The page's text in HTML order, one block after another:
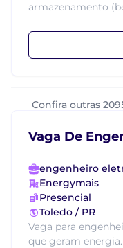
armazenamento
Confira outras
Vaga De
engenheiro
Energymais
Presencial
Toledo / PR
Vaga para
que geram